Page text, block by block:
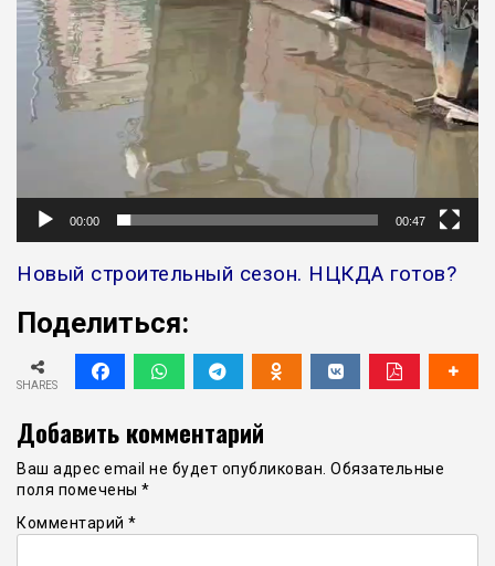
00:00 00:47
Новый строительный сезон. НЦКДА готов?
Поделиться:
SHARES
Добавить комментарий
Ваш адрес email не будет опубликован. Обязательные
поля помечены *
Комментарий *